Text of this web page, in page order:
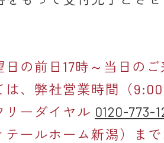
日の前日17時～当日の
は、弊社営業時間（
リーダイヤル 0120-773-
テールホーム新潟）ま